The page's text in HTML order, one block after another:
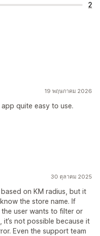
2
19 พฤษภาคม 2026
quite easy to use.
30 ตุลาคม 2025
on KM radius, but it
the store name. If
user wants to filter or
not possible because it
Even the support team